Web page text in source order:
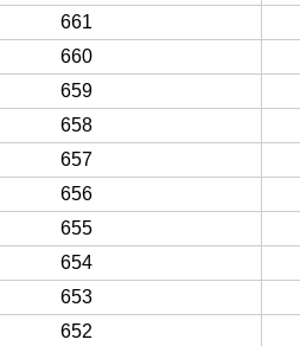
661
660
659
658
657
656
655
654
653
652